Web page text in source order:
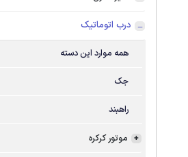
درب اتوماتیک
همه موارد این دسته
جک
راهبند
موتور کرکره